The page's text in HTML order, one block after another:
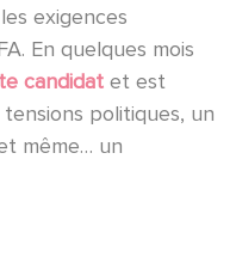
exigences
En quelques mois
candidat et est
politiques, un
même… un